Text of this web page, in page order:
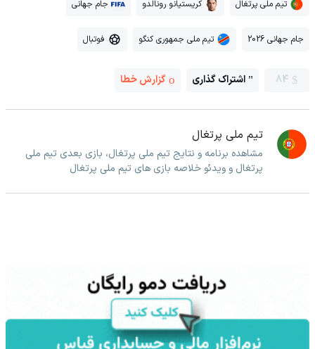
تیم ملی پرتغال کریستیانو رونالدو جام جهانی
جام جهانی 2026 تیم ملی جمهوری کنگو فوتبال
84 اشتراک گذاری گزارش خطا
تیم ملی پرتغال
مشاهده برنامه و نتایج تیم ملی پرتغال، بازی بعدی تیم ملی
پرتغال و ویدئو خلاصه بازی های تیم ملی پرتغال